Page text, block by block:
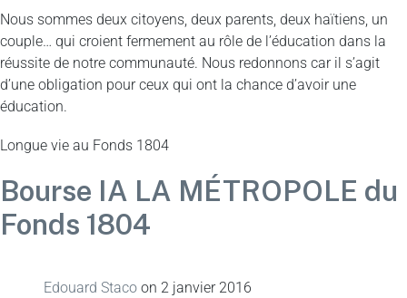
Nous sommes deux citoyens, deux parents, deux haïtiens, un
couple… qui croient fermement au rôle de l’éducation dans la
réussite de notre communauté. Nous redonnons car il s’agit
d’une obligation pour ceux qui ont la chance d’avoir une
éducation.
Longue vie au Fonds 1804
Bourse IA LA MÉTROPOLE du
Fonds 1804
Edouard Staco on 2 janvier 2016